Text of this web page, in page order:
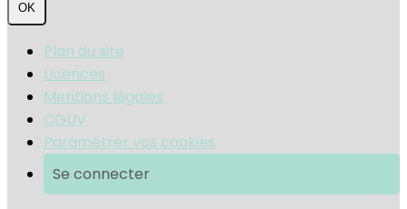
OK
Plan du site
Licences
Mentions légales
CGUV
Paramétrer vos cookies
Se connecter